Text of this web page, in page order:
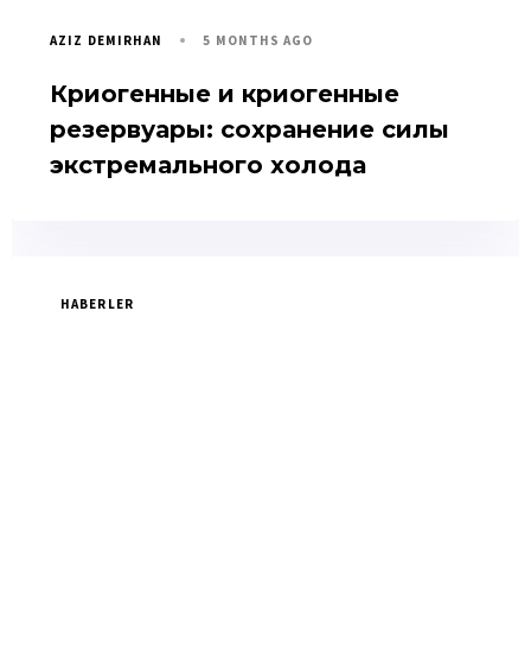
AZIZ DEMIRHAN 5 MONTHS AGO
Криогенные и криогенные
резервуары: сохранение силы
экстремального холода
HABERLER